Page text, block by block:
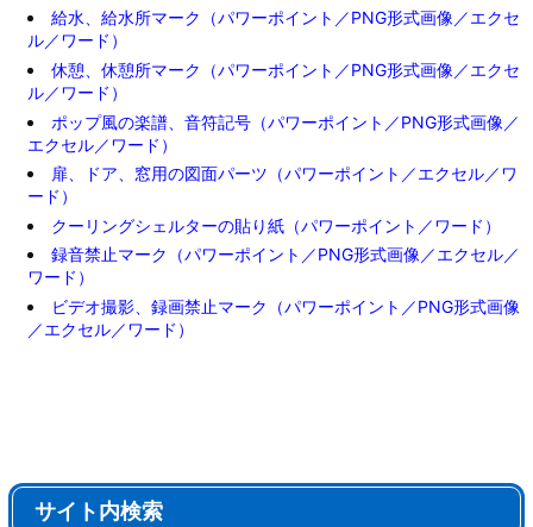
給水、給水所マーク（パワーポイント／PNG形式画像／エクセ
ル／ワード）
休憩、休憩所マーク（パワーポイント／PNG形式画像／エクセ
ル／ワード）
ポップ風の楽譜、音符記号（パワーポイント／PNG形式画像／
エクセル／ワード）
扉、ドア、窓用の図面パーツ（パワーポイント／エクセル／ワ
ード）
クーリングシェルターの貼り紙（パワーポイント／ワード）
録音禁止マーク（パワーポイント／PNG形式画像／エクセル／
ワード）
ビデオ撮影、録画禁止マーク（パワーポイント／PNG形式画像
／エクセル／ワード）
サイト内検索